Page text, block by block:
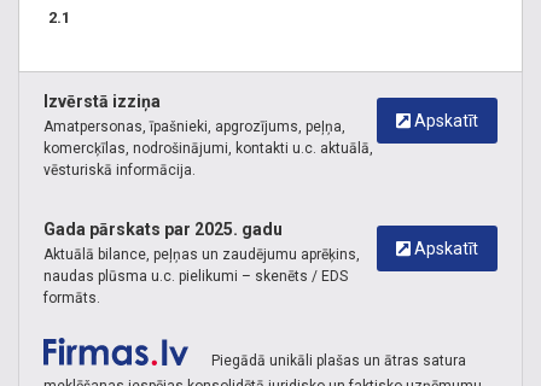
2.1
Apskatīt
Izvērstā izziņa
Amatpersonas, īpašnieki, apgrozījums, peļņa,
komercķīlas, nodrošinājumi, kontakti u.c. aktuālā,
vēsturiskā informācija.
Apskatīt
Gada pārskats par 2025. gadu
Aktuālā bilance, peļņas un zaudējumu aprēķins,
naudas plūsma u.c. pielikumi – skenēts / EDS
formāts.
Piegādā unikāli plašas un ātras satura